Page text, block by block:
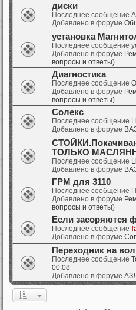
диски
Последнее сообщение
Добавлено в форуме
установка
Последнее сообщение
Добавлено в форуме
вопросы и ответы)
Диагностика
Последнее сообщение
Добавлено в форуме
вопросы и ответы)
Солекс
Последнее сообщение
Добавлено в форуме
ТОЛЬКО
Последнее сообщение
Добавлено в форуме
ГРМ для 3110
Последнее сообщение
Добавлено в форуме
вопросы и ответы)
Если засоряются
Последнее сообщение
Добавлено в форуме
Переходник на
Последнее сообщение
00:08
Добавлено в форуме